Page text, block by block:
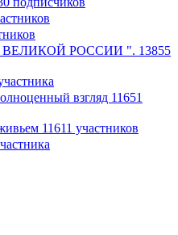
РОССИИ ". 13855
взгляд 11651
11611 участников